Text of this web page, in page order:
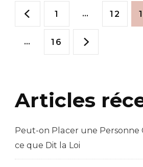
Pagination
des
publications
Page
1 … Page
12
… Page
16
Articles
Peut-on Placer une Personne
ce que Dit la Loi